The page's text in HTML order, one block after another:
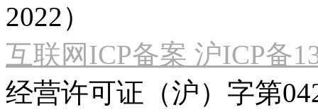
2022）
互联网ICP备案 沪ICP备
经营许可证（沪）字第